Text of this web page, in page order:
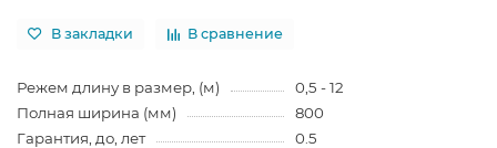
В закладки В сравнение
Режем длину в размер, (м)
0,5 - 12
Полная ширина (мм)
800
Гарантия, до, лет
0.5